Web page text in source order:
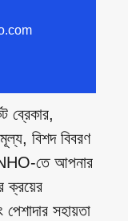
ব্রেকার,
বিশদ বিবরণ
তে আপনার
ক্রয়ের
সহায়তা